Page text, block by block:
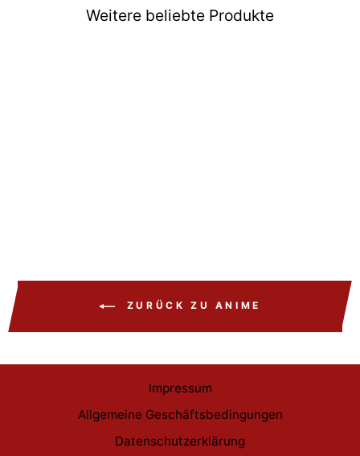
Weitere beliebte Produkte
ZURÜCK ZU ANIME
Impressum
Allgemeine Geschäftsbedingungen
Datenschutzerklärung